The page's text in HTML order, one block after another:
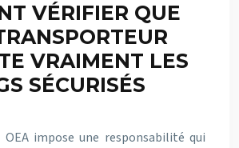
VÉRIFIER QUE
VRAIMENT LES
SÉCURISÉS
impose une responsabilité qui